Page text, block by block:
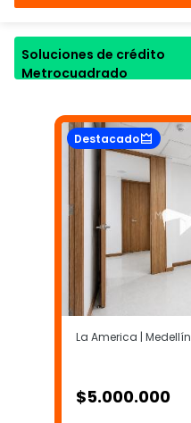
Soluciones de crédito
Metrocuadrado
Destacado
La America | Medellín
$5.000.000